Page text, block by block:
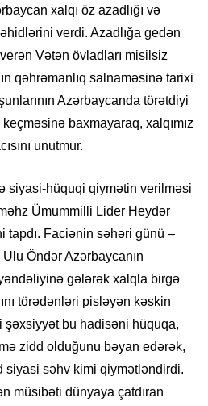
xalqı öz azadlığı və
verdi. Azadlığa gedən
Vətən övladları misilsiz
qəhrəmanlıq salnaməsinə tarixi
Azərbaycanda törətdiyi
baxmayaraq, xalqımız
unutmur.
siyasi-hüquqi qiymətin verilməsi
Ümummilli Lider Heydər
Faciənin səhəri günü –
Öndər Azərbaycanın
gələrək xalqla birgə
törədənləri pisləyən kəskin
şəxsiyyət bu hadisəni hüquqa,
zidd olduğunu bəyan edərək,
siyasi səhv kimi qiymətləndirdi.
müsibəti dünyaya çatdıran